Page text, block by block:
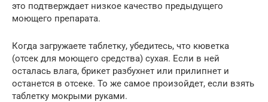
это подтверждает низкое качество предыдущего
моющего препарата.
Когда загружаете таблетку, убедитесь, что кюветка
(отсек для моющего средства) сухая. Если в ней
осталась влага, брикет разбухнет или прилипнет и
останется в отсеке. То же самое произойдет, если взять
таблетку мокрыми руками.